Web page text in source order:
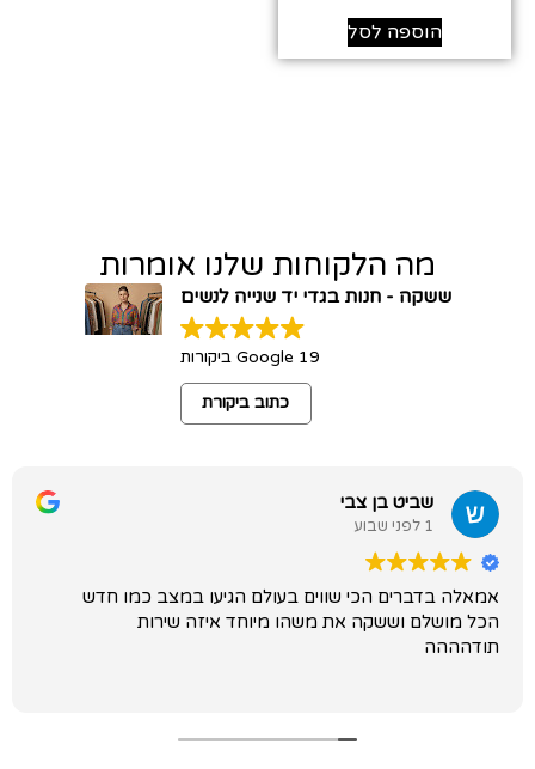
הוספה לסל
מה הלקוחות שלנו אומרות
ששקה - חנות בגדי יד שנייה לנשים
19 Google ביקורות
כתוב ביקורת
שביט בן צבי
1 לפני שבוע
אמאלה בדברים הכי שווים בעולם הגיעו במצב כמו חדש
הכל מושלם וששקה את משהו מיוחד איזה שירות
תודהההה